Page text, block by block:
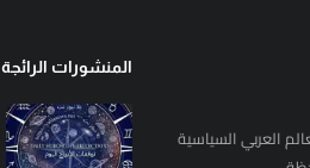
العربي السياسية
المنشورات الرائجة